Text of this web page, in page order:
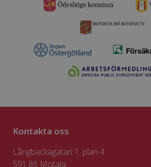
Kontakta oss
Långbackagatan 1, plan 4
591 86 Motala